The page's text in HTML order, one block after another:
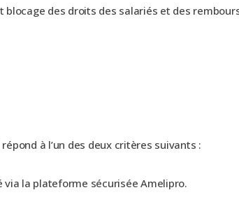
des droits des salariés et des
à l’un des deux critères suivants :
la plateforme sécurisée Amelipro.